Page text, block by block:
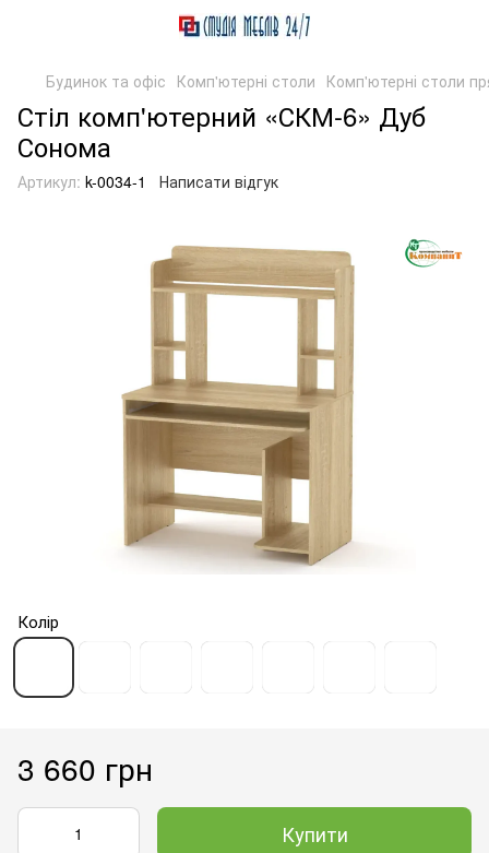
Будинок та офіс Комп'ютерні столи Комп'ютерні столи
Стіл комп'ютерний «СКМ-6» Дуб
Сонома
Артикул: k-0034-1 Написати відгук
Колір
3 660 грн
Купити